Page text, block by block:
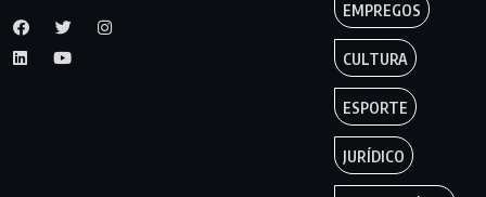
EMPREGOS
CULTURA
ESPORTE
JURÍDICO